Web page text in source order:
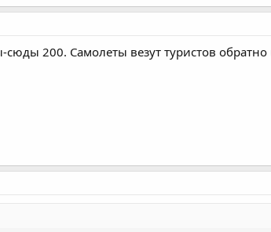
200. Самолеты везут туристов